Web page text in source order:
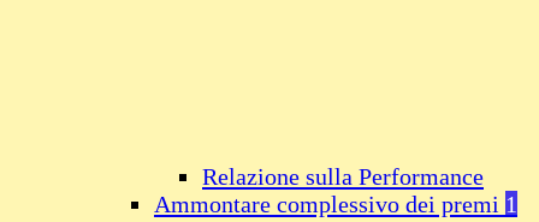
Relazione sulla Performance
Ammontare complessivo dei premi 1